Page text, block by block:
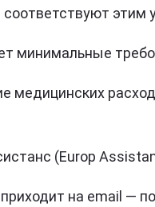
этим
минимальные
медицинских
(Europ
на email —